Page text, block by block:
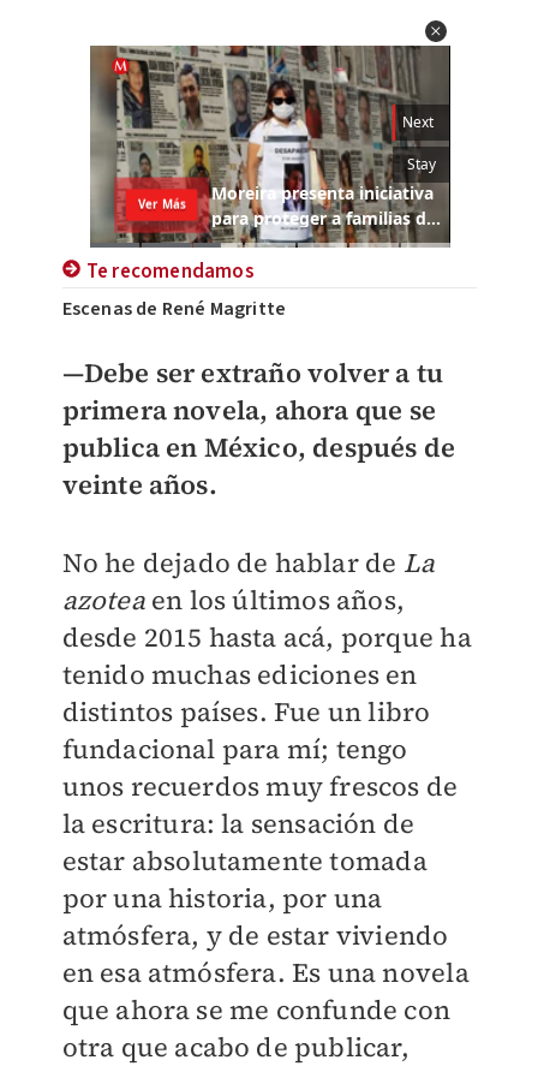
Te recomendamos
Escenas de René Magritte
—Debe ser extraño volver a tu
primera novela, ahora que se
publica en México, después de
veinte años.
No he dejado de hablar de La
azoteaen los últimos años,
desde 2015 hasta acá, porque ha
tenido muchas ediciones en
distintos países. Fue un libro
fundacional para mí; tengo
unos recuerdos muy frescos de
la escritura: la sensación de
estar absolutamente tomada
por una historia, por una
atmósfera, y de estar viviendo
en esa atmósfera. Es una novela
que ahora se me confunde con
otra que acabo de publicar,